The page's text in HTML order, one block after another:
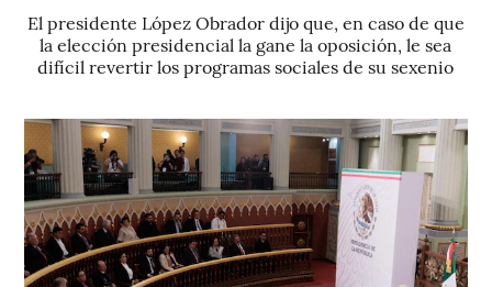
El presidente López Obrador dijo que, en caso de que
la elección presidencial la gane la oposición, le sea
difícil revertir los programas sociales de su sexenio